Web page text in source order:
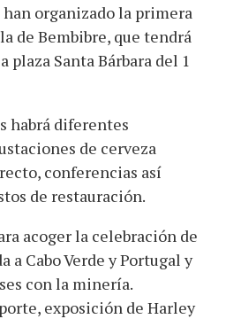
organizado la primera
de Bembibre, que tendrá
plaza Santa Bárbara del 1
habrá diferentes
de cerveza
conferencias así
de restauración.
acoger la celebración de
a Cabo Verde y Portugal y
con la minería.
exposición de Harley